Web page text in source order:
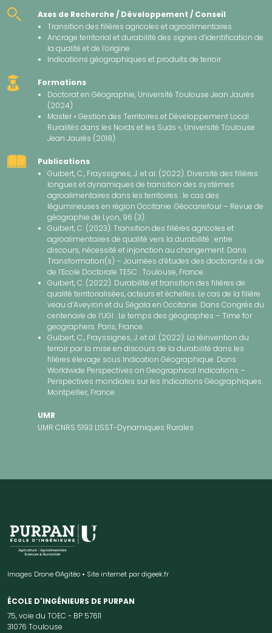
Axes de Recherche / Développement / Conseil
Transition des filières agricoles et agroalimentaires
Ancrage territorial et durabilité des signes d’identification de
la qualité et de l’origine
Indications géographiques et produits de terroir
Formations
Doctorat en Géographie, Université Toulouse Jean Jaurès
(2024)
Master « Gestion des Territoires et Développement Local :
Ruralités dans les Nords et les Suds », Université Toulouse
Jean Jaurès (2018)
Publications
Guibert, C., Frayssignes, J. et al. (2022). Diversité des filières
longues et dynamiques de transition des systèmes
agroalimentaires dans les territoires : le cas des
légumineuses en région Occitanie. Géocarrefour – Revue de
géographie de Lyon, 96 (3).
Guibert, C. (2023). Transition des filières agricoles et
agroalimentaires de qualité vers la durabilité : entre
discours, nécessité et injonction au changement. Dans
Transformation(s) – Journées d’études des doctorant.e.s de
de l’Ecole Doctorale TESC . Toulouse, France.
Guibert, C. (2022). Durabilité et transition des filières de
qualité territorialisées, acteurs et échelles. Le cas de la filière
veau d’Aveyron et du Ségala en Occitanie. Dans Congrès du
centenaire de l’UGI : Le temps des géographes – Time for
geographers. Paris, France.
Guibert, C., Frayssignes, J. et al. (2022). La réinvention du
terroir par la mise en discours de la durabilité dans les
filières élevage sous Indication Géographique. Dans
Worldwide Perspectives on Geographical Indications –
Perspectives mondiales sur les Indications Géographiques.
Montpellier, France.
UMR
UMR CNRS 5193 LISST-Dynamiques Rurales
Images Drone ©Agitéo • Site internet pardigeek.fr
ÉCOLE D'INGÉNIEURS DE PURPAN
75, voie du TOEC - BP 57611
31076 Toulouse